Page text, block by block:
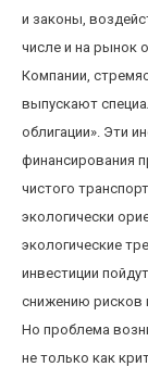
и законы,
числе и на рынок
Компании,
выпускают
облигации». Эти
финансирования
чистого
экологически
экологические
инвестиции
снижению рисков
Но проблема
не только как